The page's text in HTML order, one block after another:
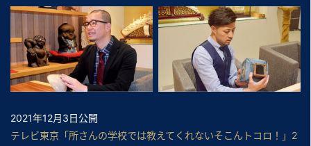
2021年12月3日公開
テレビ東京「所さんの学校では教えてくれないそこんトコロ！」2